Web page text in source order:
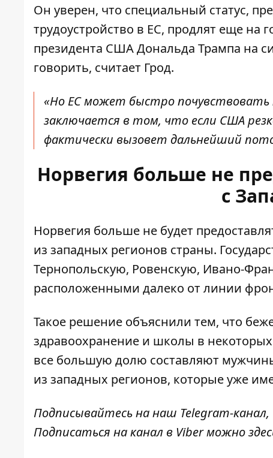
Он уверен, что специальный статус,
трудоустройство в ЕС, продлят еще на
президента США Дональда Трампа на
говорить, считает Грод.
«Но ЕС может быстро почувствовать
заключается в том, что если США
фактически вызовет дальнейший
Норвегия больше не
с
Норвегия больше не будет
из западных регионов страны.
Тернопольскую, Ровенскую, Ивано-
расположенными далеко от линии
Такое решение объяснили тем, что
здравоохранение и школы в
все большую долю составляют
из западных регионов, которые уже
Подписывайтесь на наш Telegram-канал,
Подписаться на канал в Viber можно